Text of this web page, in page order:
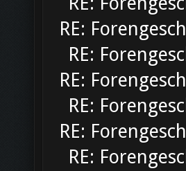
RE:
RE:
RE:
RE:
RE:
RE: